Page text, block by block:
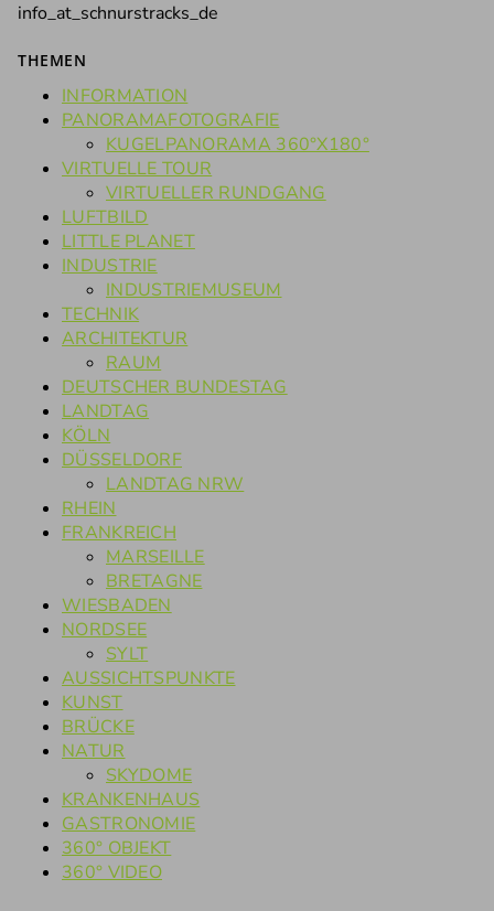
info_at_schnurstracks_de
THEMEN
INFORMATION
PANORAMAFOTOGRAFIE
KUGELPANORAMA 360°X180°
VIRTUELLE TOUR
VIRTUELLER RUNDGANG
LUFTBILD
LITTLE PLANET
INDUSTRIE
INDUSTRIEMUSEUM
TECHNIK
ARCHITEKTUR
RAUM
DEUTSCHER BUNDESTAG
LANDTAG
KÖLN
DÜSSELDORF
LANDTAG NRW
RHEIN
FRANKREICH
MARSEILLE
BRETAGNE
WIESBADEN
NORDSEE
SYLT
AUSSICHTSPUNKTE
KUNST
BRÜCKE
NATUR
SKYDOME
KRANKENHAUS
GASTRONOMIE
360° OBJEKT
360° VIDEO